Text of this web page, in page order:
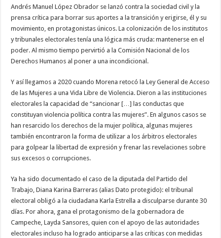
Andrés Manuel López Obrador se lanzó contra la sociedad civil y la
prensa crítica para borrar sus aportes a la transición y erigirse, él y su
movimiento, en protagonistas únicos. La colonización de los institutos
y tribunales electorales tenía una lógica más cruda: mantenerse en el
poder. Al mismo tiempo pervirtió a la Comisión Nacional de los
Derechos Humanos al poner a una incondicional.
Y así llegamos a 2020 cuando Morena retocó la Ley General de Acceso
de las Mujeres a una Vida Libre de Violencia. Dieron a las instituciones
electorales la capacidad de “sancionar […] las conductas que
constituyan violencia política contra las mujeres”. En algunos casos se
han resarcido los derechos de la mujer política, algunas mujeres
también encontraron la forma de utilizar a los árbitros electorales
para golpear la libertad de expresión y frenar las revelaciones sobre
sus excesos o corrupciones.
Ya ha sido documentado el caso de la diputada del Partido del
Trabajo, Diana Karina Barreras (alias Dato protegido): el tribunal
electoral obligó a la ciudadana Karla Estrella a disculparse durante 30
días. Por ahora, gana el protagonismo de la gobernadora de
Campeche, Layda Sansores, quien con el apoyo de las autoridades
electorales incluso ha logrado anticiparse a las críticas con medidas